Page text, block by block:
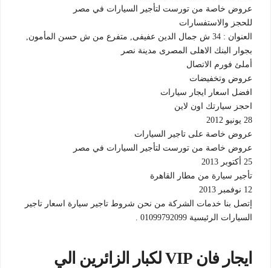
عروض خاصة من تورست لتأجير السيارات في مصر
للحجز والاستفسارات
العنوان :
34 ش جمال الدين عفيفى, متفرع من ش حسن المأمون,
بجوار البنك الاهلى المصرى مدينة نصر
أملئ فورم الاتصال
عروض وتخفيضات
افضل اسعار ايجار سيارات
احجز سيارتك اون لاين
28 يونيو 2012
عروض خاصة على تاجير السيارات
عروض خاصة من تورست لتأجير السيارات في مصر
25 أكتوبر 2013
تأجير سيارة من مطار القاهرة
12 نوفمبر 2013
إتصل بنا خدمات الشركة من نحن شروط تاجير سيارة اسعار تاجير
السيارات الرئيسية 01099792099 .
ايجار فان VIP لكبار الزائرين الي